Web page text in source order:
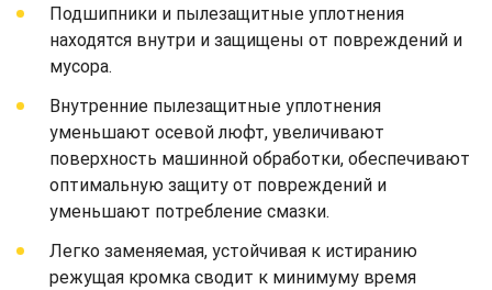
Подшипники и пылезащитные уплотнения
находятся внутри и защищены от повреждений и
мусора.
Внутренние пылезащитные уплотнения
уменьшают осевой люфт, увеличивают
поверхность машинной обработки, обеспечивают
оптимальную защиту от повреждений и
уменьшают потребление смазки.
Легко заменяемая, устойчивая к истиранию
режущая кромка сводит к минимуму время